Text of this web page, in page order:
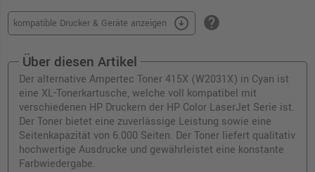
kompatible Drucker & Geräte anzeigen arrow_circle_down help
Über diesen Artikel
Der alternative Ampertec Toner 415X (W2031X) in Cyan ist
eine XL-Tonerkartusche, welche voll kompatibel mit
verschiedenen HP Druckern der HP Color LaserJet Serie ist.
Der Toner bietet eine zuverlässige Leistung sowie eine
Seitenkapazität von 6.000 Seiten. Der Toner liefert qualitativ
hochwertige Ausdrucke und gewährleistet eine konstante
Farbwiedergabe.